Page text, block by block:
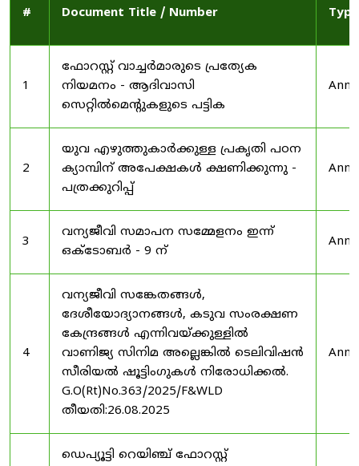
# Document Title / Number Type
1
ഫോറസ്റ്റ് വാച്ചർമാരുടെ പ്രത്യേക
നിയമനം - ആദിവാസി
സെറ്റിൽമെന്റുകളുടെ പട്ടിക
2
യുവ എഴുത്തുകാർക്കുള്ള പ്രകൃതി പഠന
ക്യാമ്പിന് അപേക്ഷകൾ ക്ഷണിക്കുന്നു -
പത്രക്കുറിപ്പ്
3
വന്യജീവി സമാപന സമ്മേളനം ഇന്ന്
ഒക്ടോബർ - 9 ന്
4
വന്യജീവി സങ്കേതങ്ങൾ,
ദേശീയോദ്യാനങ്ങൾ, കടുവ സംരക്ഷണ
കേന്ദ്രങ്ങൾ എന്നിവയ്ക്കുള്ളിൽ
വാണിജ്യ സിനിമ അല്ലെങ്കിൽ ടെലിവിഷൻ
സീരിയൽ ഷൂട്ടിംഗുകൾ നിരോധിക്കൽ.
G.O(Rt)No.363/2025/F&WLD
തീയതി:26.08.2025
ഡെപ്യൂട്ടി റെയിഞ്ച് ഫോറസ്റ്റ്